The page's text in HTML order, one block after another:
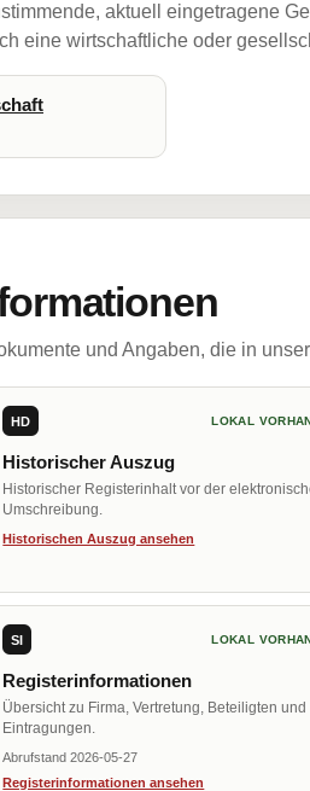
aktuell eingetragene
eine wirtschaftliche oder
und Angaben, die in
HD LOKAL
Historischer Auszug
Historischer Registerinhalt vor der
Umschreibung.
Historischen Auszug ansehen
SI LOKAL
Registerinformationen
Übersicht zu Firma, Vertretung, Beteiligten und
Eintragungen.
Abrufstand 2026-05-27
Registerinformationen ansehen